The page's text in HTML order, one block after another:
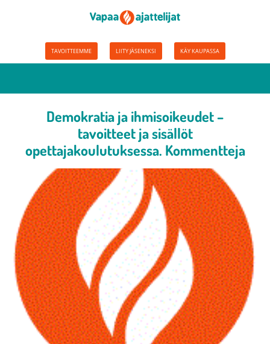
TAVOITTEEMME LIITY JÄSENEKSI KÄY KAUPASSA
Demokratia ja ihmisoikeudet –
tavoitteet ja sisällöt
opettajakoulutuksessa. Kommentteja